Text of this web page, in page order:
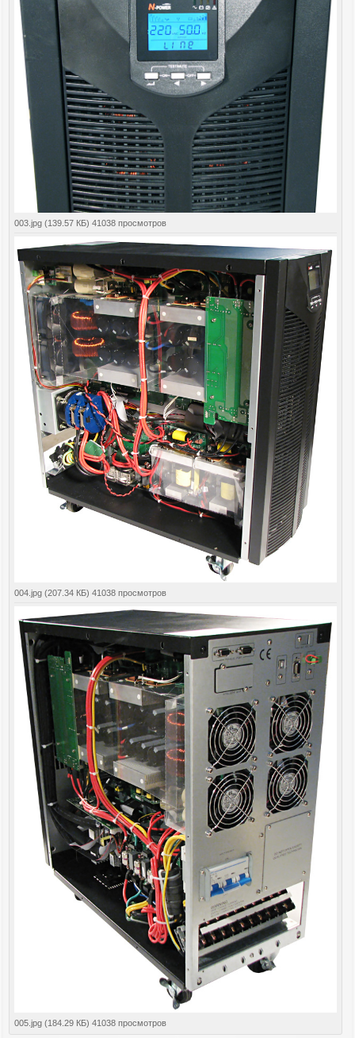
003.jpg (139.57 КБ) 41038 просмотров
004.jpg (207.34 КБ) 41038 просмотров
005.jpg (184.29 КБ) 41038 просмотров